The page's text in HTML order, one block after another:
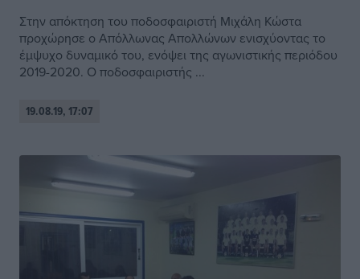
Στην απόκτηση του ποδοσφαιριστή Μιχάλη Κώστα
προχώρησε ο Απόλλωνας Απολλώνων ενισχύοντας το
έμψυχο δυναμικό του, ενόψει της αγωνιστικής περιόδου
2019-2020. Ο ποδοσφαιριστής ...
19.08.19, 17:07